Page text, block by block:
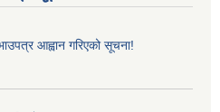
आह्वान गरिएको सूचना!